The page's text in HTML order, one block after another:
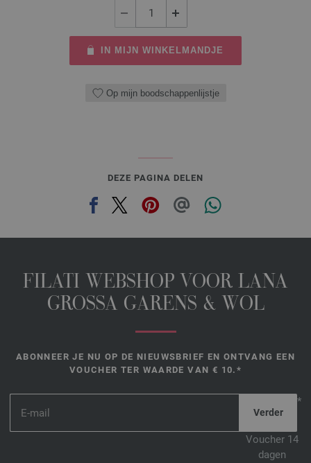
IN MIJN WINKELMANDJE
Op mijn boodschappenlijstje
DEZE PAGINA DELEN
FILATI WEBSHOP VOOR LANA
GROSSA GARENS & WOL
ABONNEER JE NU OP DE NIEUWSBRIEF EN ONTVANG EEN
VOUCHER TER WAARDE VAN € 10.*
*
Voucher 14
dagen